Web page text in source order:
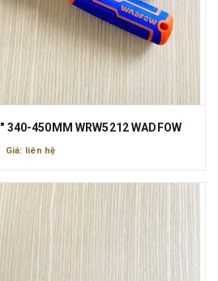
340-450MM WRW5212 WADFOW
Giá: liên hệ